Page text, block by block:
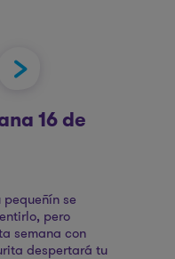
10,8 y 11,6
comienza a
cántale y
a
ese vínculo
dos. Por su
16 de
se
pero
semana con
despertará tu